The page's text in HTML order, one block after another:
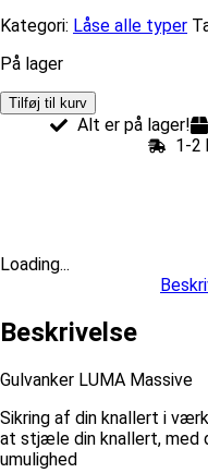
kr.399,00.
Kategori: Låse alle typer
På lager
Gulvanker
Tilføj til kurv
Alt er på lager!
1-2
Loading...
Beskrivelse
Gulvanker LUMA Massive
Sikring af din knallert i
at stjæle din knallert,
umulighed